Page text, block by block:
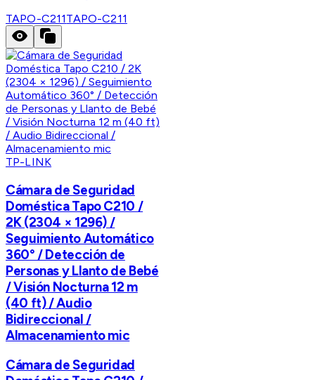
TAPO-C211TAPO-C211
TP-LINK
Cámara de Seguridad
Doméstica Tapo C210 /
2K (2304 × 1296) /
Seguimiento Automático
360° / Detección de
Personas y Llanto de Bebé
/ Visión Nocturna 12 m
(40 ft) / Audio
Bidireccional /
Almacenamiento mic
Cámara de Seguridad